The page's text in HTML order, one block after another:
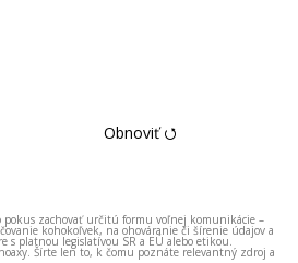
Obnoviť ⭯
pokus zachovať určitú formu voľnej komunikácie –
kohokoľvek, na ohováranie či šírenie údajov a
s platnou legislatívou SR a EÚ alebo etikou.
Šírte len to, k čomu poznáte relevantný zdroj a